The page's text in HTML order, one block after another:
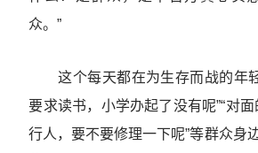
众。”
这个每天都在为生存而战的年轻
要求读书，小学办起了没有呢”“对
行人，要不要修理一下呢”等群众身